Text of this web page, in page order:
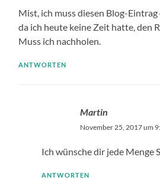
Mist, ich muss diesen Blog-
da ich heute keine Zeit hatte, den
Muss ich nachholen.
ANTWORTEN
Martin
November 25, 2017 um
Ich wünsche dir jede Menge
ANTWORTEN